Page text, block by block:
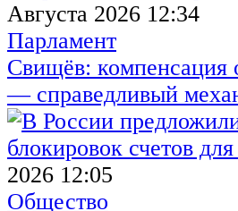
Августа 2026 12:34
Парламент
Свищёв: компенсация
— справедливый
2026 12:05
Общество